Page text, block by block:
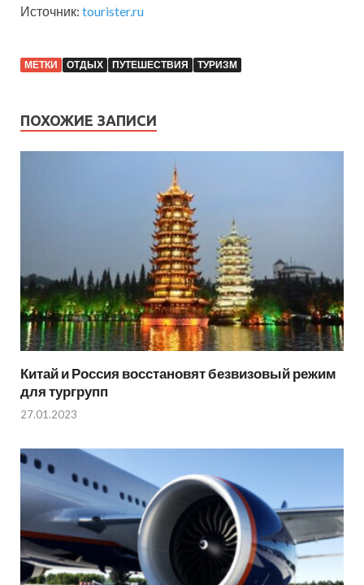
Источник: tourister.ru
МЕТКИ ОТДЫХ ПУТЕШЕСТВИЯ ТУРИЗМ
ПОХОЖИЕ ЗАПИСИ
Китай и Россия восстановят безвизовый режим
для тургрупп
27.01.2023